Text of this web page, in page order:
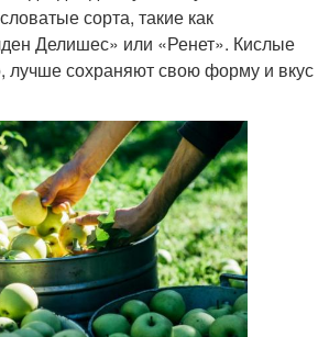
сорта, такие как
Делишес» или «Ренет». Кислые
лучше сохраняют свою форму и вкус